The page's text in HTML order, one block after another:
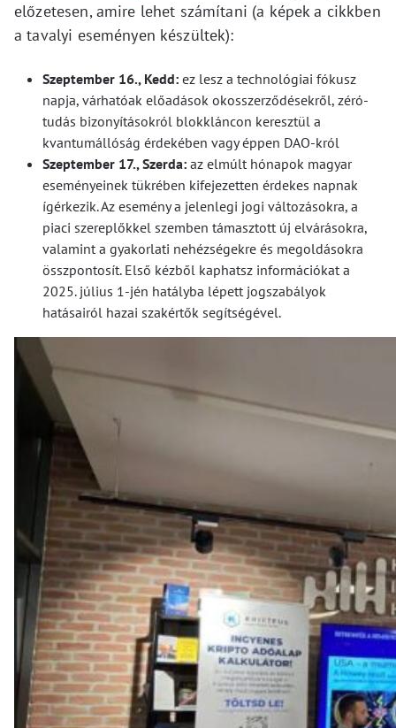
előzetesen, amire lehet számítani (a képek a cikkben
a tavalyi eseményen készültek):
Szeptember 16., Kedd: ez lesz a technológiai fókusz
napja, várhatóak előadások okosszerződésekről, zéró-
tudás bizonyításokról blokkláncon keresztül a
kvantumállóság érdekében vagy éppen DAO-król
Szeptember 17., Szerda: az elmúlt hónapok magyar
eseményeinek tükrében kifejezetten érdekes napnak
ígérkezik. Az esemény a jelenlegi jogi változásokra, a
piaci szereplőkkel szemben támasztott új elvárásokra,
valamint a gyakorlati nehézségekre és megoldásokra
összpontosít. Első kézből kaphatsz információkat a
2025. július 1-jén hatályba lépett jogszabályok
hatásairól hazai szakértők segítségével.